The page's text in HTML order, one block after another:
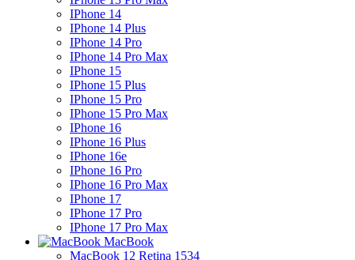
IPhone 14
IPhone 14 Plus
IPhone 14 Pro
IPhone 14 Pro Max
IPhone 15
IPhone 15 Plus
IPhone 15 Pro
IPhone 15 Pro Max
IPhone 16
IPhone 16 Plus
IPhone 16e
IPhone 16 Pro
IPhone 16 Pro Max
IPhone 17
IPhone 17 Pro
IPhone 17 Pro Max
MacBook
MacBook 12 Retina 1534